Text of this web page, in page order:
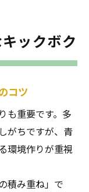
ックボク
コツ
も重要です。多
がちですが、青
環境作りが重視
積み重ね」で